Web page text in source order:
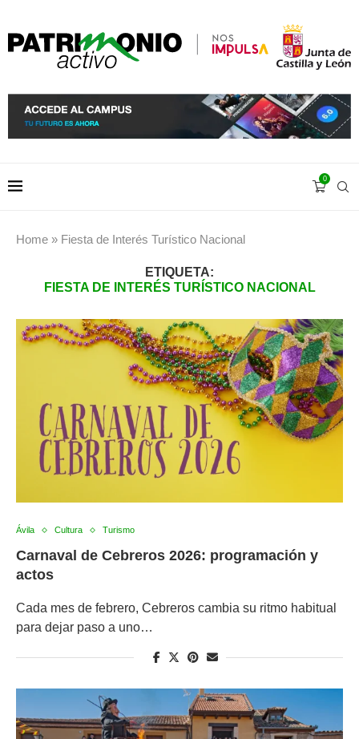
0
Home » Fiesta de Interés Turístico Nacional
ETIQUETA:
FIESTA DE INTERÉS TURÍSTICO NACIONAL
Ávila Cultura Turismo
Carnaval de Cebreros 2026: programación y
actos
Cada mes de febrero, Cebreros cambia su ritmo habitual
para dejar paso a uno…